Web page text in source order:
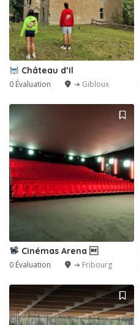
Château d’Il
0 Évaluation ➔ Gibloux
Cinémas Arena 
0 Évaluation ➔ Fribourg